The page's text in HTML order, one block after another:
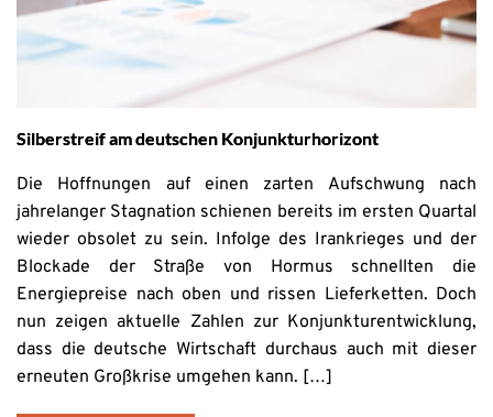
Silberstreif am deutschen Konjunkturhorizont
Die Hoffnungen auf einen zarten Aufschwung nach
jahrelanger Stagnation schienen bereits im ersten Quartal
wieder obsolet zu sein. Infolge des Irankrieges und der
Blockade der Straße von Hormus schnellten die
Energiepreise nach oben und rissen Lieferketten. Doch
nun zeigen aktuelle Zahlen zur Konjunkturentwicklung,
dass die deutsche Wirtschaft durchaus auch mit dieser
erneuten Großkrise umgehen kann. […]